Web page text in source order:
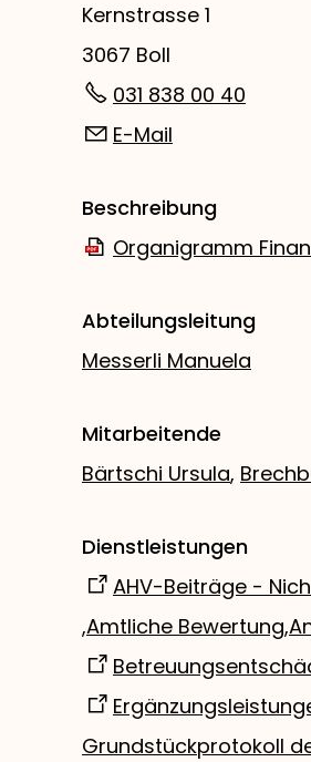
Kernstrasse 1
3067 Boll
031 838 00 40
E-Mail
Beschreibung
Organigramm
Abteilungsleitung
Messerli Manuela
Mitarbeitende
Bärtschi Ursula,
Dienstleistungen
AHV-Beiträge -
,Amtliche Bewertung,
Grundstückprotokoll